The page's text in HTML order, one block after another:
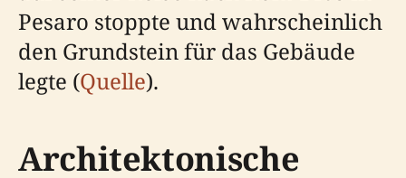
Pesaro stoppte und wahrscheinlich
den Grundstein für das Gebäude
legte (Quelle).
Architektonische